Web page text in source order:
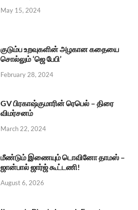
May 15, 2024
குடும்ப உறவுகளின் அழகான கதையை
சொல்லும் ‘ஜெ பேபி’
February 28, 2024
GV பிரகாஷ்குமாரின் ரெபெல் – திரை
விமர்சனம்
March 22, 2024
மீண்டும் இணையும் டொவினோ தாமஸ் –
ஜான்பால் ஜார்ஜ் கூட்டணி!
August 6, 2026